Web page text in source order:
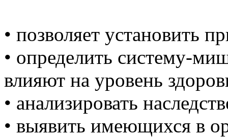
• позволяет установить
• определить систему-
влияют на уровень
• анализировать
• выявить имеющихся в